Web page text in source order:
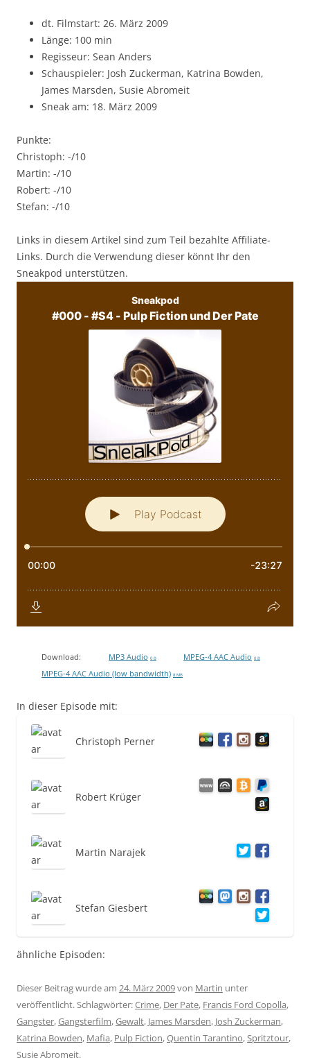
dt. Filmstart: 26. März 2009
Länge: 100 min
Regisseur: Sean Anders
Schauspieler: Josh Zuckerman, Katrina Bowden,
James Marsden, Susie Abromeit
Sneak am: 18. März 2009
Punkte:
Christoph: -/10
Martin: -/10
Robert: -/10
Stefan: -/10
Links in diesem Artikel sind zum Teil bezahlte Affiliate-
Links. Durch die Verwendung dieser könnt Ihr den
Sneakpod unterstützen.
Download: MP3 Audio 0 B MPEG-4 AAC Audio 0 B
MPEG-4 AAC Audio (low bandwidth) 8 MB
In dieser Episode mit:
Christoph Perner
Robert Krüger
Martin Narajek
Stefan Giesbert
ähnliche Episoden:
Dieser Beitrag wurde am 24. März 2009von Martin unter
veröffentlicht. Schlagwörter:Crime, Der Pate, Francis Ford Copolla,
Gangster,Gangsterfilm,Gewalt, James Marsden, Josh Zuckerman,
Katrina Bowden, Mafia, Pulp Fiction,Quentin Tarantino,Spritztour,
Susie Abromeit.